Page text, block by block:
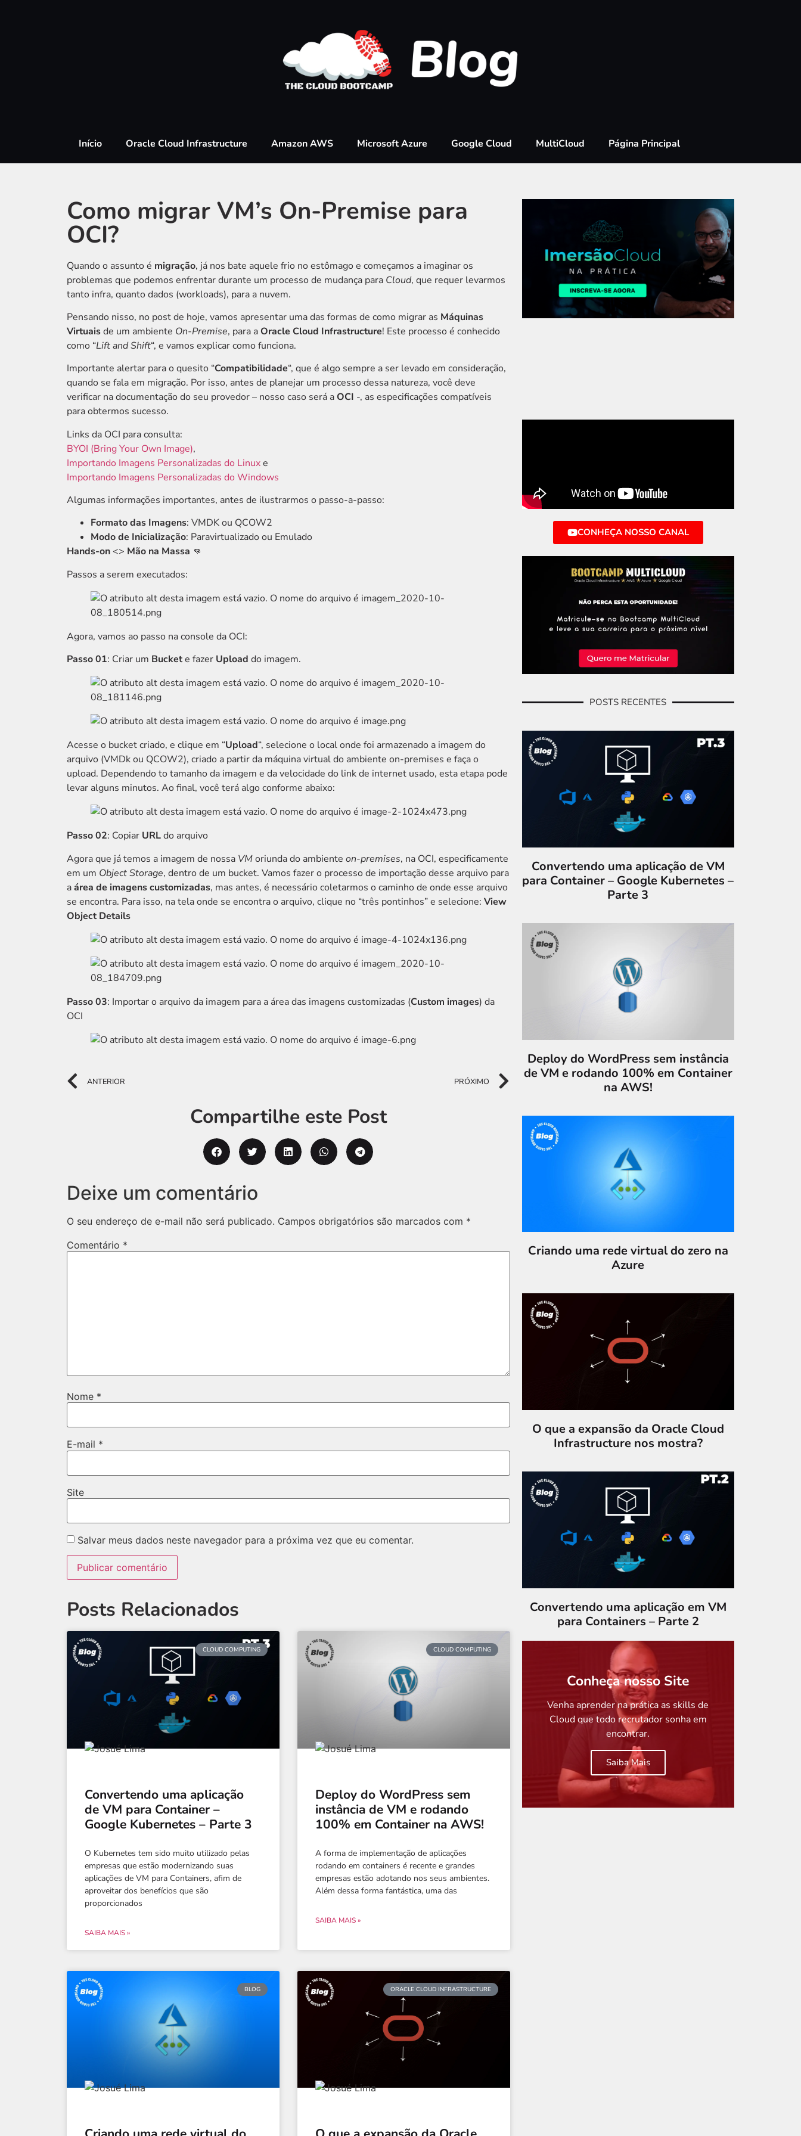
Início Oracle Cloud Infrastructure Amazon AWS Microsoft Azure Google Cloud MultiCloud Página Principal
Como migrar VM’s On-Premise para
OCI?
Quando o assunto é migração, já nos bate aquele frio no estômago e começamos a imaginar os
problemas que podemos enfrentar durante um processo de mudança para Cloud, que requer levarmos
tanto infra, quanto dados (workloads), para a nuvem.
Pensando nisso, no post de hoje, vamos apresentar uma das formas de como migrar as Máquinas
Virtuaisde um ambiente On-Premise, para aOracle Cloud Infrastructure! Este processo é conhecido
como “Lift and Shift“, e vamos explicar como funciona.
Importante alertar para o quesito “Compatibilidade“, que é algo sempre a ser levado em consideração,
quando se fala em migração. Por isso, antes de planejar um processo dessa natureza, você deve
verificar na documentação do seu provedor – nosso caso será aOCI -, as especificações compatíveis
para obtermos sucesso.
Links da OCI para consulta:
BYOI (Bring Your Own Image),
Importando Imagens Personalizadas do Linuxe
Importando Imagens Personalizadas do Windows
Algumas informações importantes, antes de ilustrarmos o passo-a-passo:
Formato das Imagens: VMDK ou QCOW2
Modo de Inicialização: Paravirtualizado ou Emulado
Hands-on <> Mão na Massa 👊
Passos a serem executados:
Agora, vamos ao passo na console da OCI:
Passo 01: Criar um Buckete fazer Upload do imagem.
Acesse o bucket criado, e clique em “Upload“, selecione o local onde foi armazenado a imagem do
arquivo (VMDk ou QCOW2), criado a partir da máquina virtual do ambiente on-premises e faça o
upload. Dependendo to tamanho da imagem e da velocidade do link de internet usado, esta etapa pode
levar alguns minutos. Ao final, você terá algo conforme abaixo:
Passo 02: Copiar URLdo arquivo
Agora que já temos a imagem de nossa VMoriunda do ambiente on-premises, na OCI, especificamente
em um Object Storage, dentro de um bucket. Vamos fazer o processo de importação desse arquivo para
aárea de imagens customizadas, mas antes, é necessário coletarmos o caminho de onde esse arquivo
se encontra. Para isso, na tela onde se encontra o arquivo, clique no “três pontinhos” e selecione: View
Object Details
Passo 03: Importar o arquivo da imagem para a área das imagens customizadas (Custom images) da
OCI
ANTERIOR PRÓXIMO
Compartilhe este Post
Deixe um comentário
O seu endereço de e-mail não será publicado. Campos obrigatórios são marcados com *
Comentário *
Nome *
E-mail *
Site
Salvar meus dados neste navegador para a próxima vez que eu comentar.
Posts Relacionados
CLOUD COMPUTING
Convertendo uma aplicação
de VM para Container –
Google Kubernetes – Parte 3
O Kubernetes tem sido muito utilizado pelas
empresas que estão modernizando suas
aplicações de VM para Containers, afim de
aproveitar dos benefícios que são
proporcionados
SAIBA MAIS »
CLOUD COMPUTING
Deploy do WordPress sem
instância de VM e rodando
100% em Container na AWS!
A forma de implementação de aplicações
rodando em containers é recente e grandes
empresas estão adotando nos seus ambientes.
Além dessa forma fantástica, uma das
SAIBA MAIS »
BLOG ORACLE CLOUD INFRASTRUCTURE
CONHEÇA NOSSO CANAL
POSTS RECENTES
Convertendo uma aplicação de VM
para Container – Google Kubernetes –
Parte 3
Deploy do WordPress sem instância
de VM e rodando 100% em Container
na AWS!
Criando uma rede virtual do zero na
Azure
O que a expansão da Oracle Cloud
Infrastructure nos mostra?
Convertendo uma aplicação em VM
para Containers – Parte 2
Conheça nosso Site
Venha aprender na prática as skills de
Cloud que todo recrutador sonha em
encontrar.
Saiba Mais